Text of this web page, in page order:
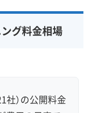
10年以上
ッフ在籍
ダスト除去
グ料金相場
社）の公開料金